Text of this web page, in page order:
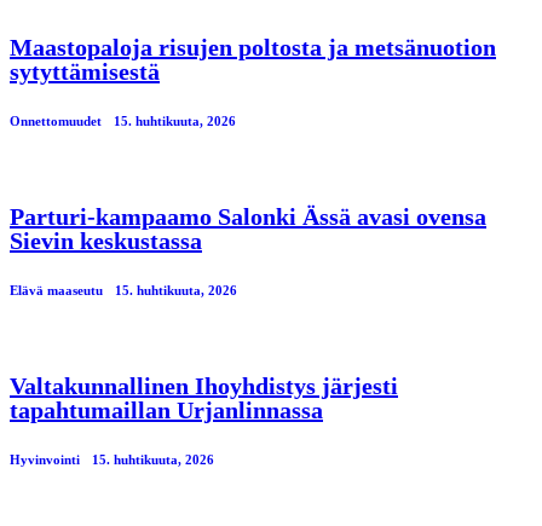
Maastopaloja risujen poltosta ja metsänuotion
sytyttämisestä
Onnettomuudet 15. huhtikuuta, 2026
Parturi-kampaamo Salonki Ässä avasi ovensa
Sievin keskustassa
Elävä maaseutu 15. huhtikuuta, 2026
Valtakunnallinen Ihoyhdistys järjesti
tapahtumaillan Urjanlinnassa
Hyvinvointi 15. huhtikuuta, 2026